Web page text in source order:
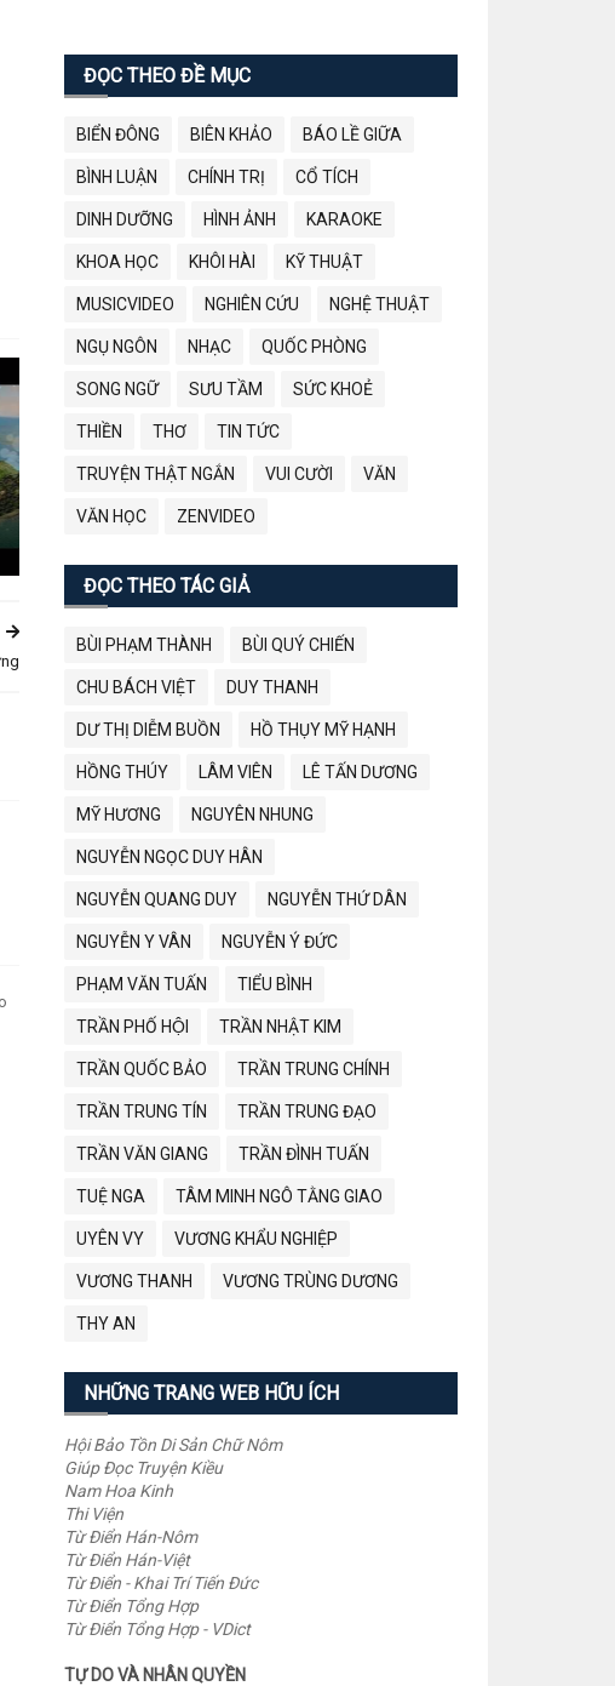
ĐỌC THEO ĐỀ MỤC
BIỂN ĐÔNG BIÊN KHẢO BÁO LỀ GIỮA
BÌNH LUẬN CHÍNH TRỊ CỔ TÍCH
DINH DƯỠNG HÌNH ẢNH KARAOKE
KHOA HỌC KHÔI HÀI KỸ THUẬT
MUSICVIDEO NGHIÊN CỨU NGHỆ THUẬT
NGỤ NGÔN NHẠC QUỐC PHÒNG
SONG NGỮ SƯU TẦM SỨC KHOẺ
THIỀN THƠ TIN TỨC
TRUYỆN THẬT NGẮN VUI CƯỜI VĂN
VĂN HỌC ZENVIDEO
ĐỌC THEO TÁC GIẢ
BÙI PHẠM THÀNH BÙI QUÝ CHIẾN
CHU BÁCH VIỆT DUY THANH
DƯ THỊ DIỄM BUỒN HỒ THỤY MỸ HẠNH
HỒNG THÚY LÂM VIÊN LÊ TẤN DƯƠNG
MỸ HƯƠNG NGUYÊN NHUNG
NGUYỄN NGỌC DUY HÂN
NGUYỄN QUANG DUY NGUYỄN THỨ DÂN
NGUYỄN Y VÂN NGUYỄN Ý ĐỨC
PHẠM VĂN TUẤN TIỂU BÌNH
TRẦN PHỐ HỘI TRẦN NHẬT KIM
TRẦN QUỐC BẢO TRẦN TRUNG CHÍNH
TRẦN TRUNG TÍN TRẦN TRUNG ĐẠO
TRẦN VĂN GIANG TRẦN ĐÌNH TUẤN
TUỆ NGA TÂM MINH NGÔ TẰNG GIAO
UYÊN VY VƯƠNG KHẨU NGHIỆP
VƯƠNG THANH VƯƠNG TRÙNG DƯƠNG
THY AN
NHỮNG TRANG WEB HỮU ÍCH
Hội Bảo Tồn Di Sản Chữ Nôm
Giúp Đọc Truyện Kiều
Nam Hoa Kinh
Thi Viện
Từ Điển Hán-Nôm
Từ Điển Hán-Việt
Từ Điển - Khai Trí Tiến Đức
Từ Điển Tổng Hợp
Từ Điển Tổng Hợp - VDict
TỰ DO VÀ NHÂN QUYỀN